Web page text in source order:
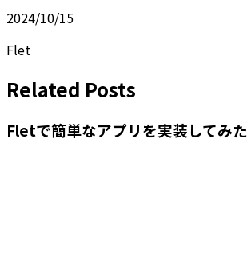
2024/10/15
Flet
Related Posts
Fletで簡単なアプリを実装してみた